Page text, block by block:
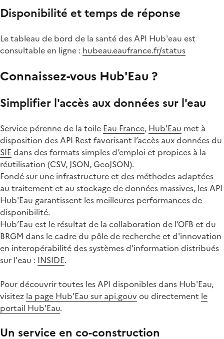
Disponibilité et temps de réponse
Le tableau de bord de la santé des API Hub'eau est
consultable en ligne : hubeau.eaufrance.fr/status
Connaissez-vous Hub'Eau ?
Simplifier l'accès aux données sur l'eau
Service pérenne de la toile Eau France, Hub'Eau met à
disposition des API Rest favorisant l’accès aux données du
SIE dans des formats simples d’emploi et propices à la
réutilisation (CSV, JSON, GeoJSON).
Fondé sur une infrastructure et des méthodes adaptées
au traitement et au stockage de données massives, les API
Hub'Eau garantissent les meilleures performances de
disponibilité.
Hub’Eau est le résultat de la collaboration de l’OFB et du
BRGM dans le cadre du pôle de recherche et d'innovation
en interopérabilité des systèmes d'information distribués
sur l'eau : INSIDE.
Pour découvrir toutes les API disponibles dans Hub'Eau,
visitez la page Hub'Eau sur api.gouvou directement le
portail Hub'Eau.
Un service en co-construction